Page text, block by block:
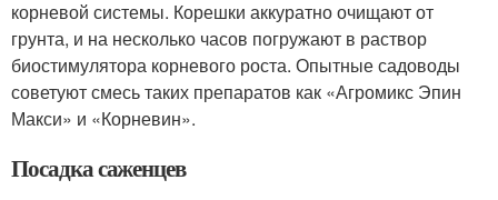
корневой системы. Корешки аккуратно очищают от
грунта, и на несколько часов погружают в раствор
биостимулятора корневого роста. Опытные садоводы
советуют смесь таких препаратов как «Агромикс Эпин
Макси» и «Корневин».
Посадка саженцев